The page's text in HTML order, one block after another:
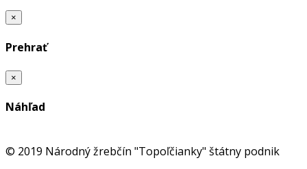
×
Prehrať
×
Náhľad
© 2019 Národný žrebčín "Topoľčianky" štátny podnik